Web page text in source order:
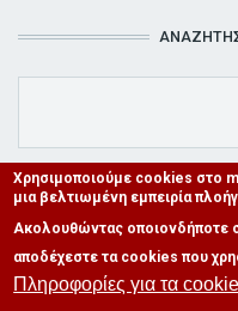
Χρησιμοποιούμε cookies στο
μια βελτιωμένη εμπειρία
Ακολουθώντας οποιονδήποτε
αποδέχεστε τα cookies που
Πληροφορίες για τα